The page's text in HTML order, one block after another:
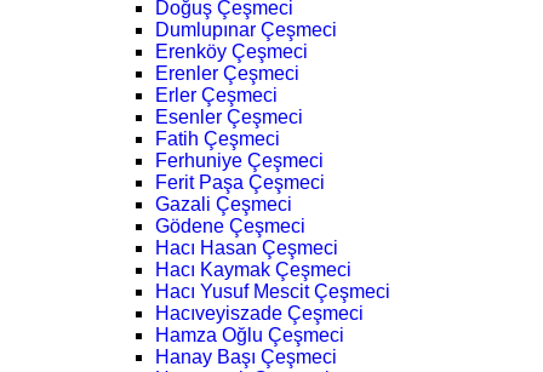
Doğuş Çeşmeci
Dumlupınar Çeşmeci
Erenköy Çeşmeci
Erenler Çeşmeci
Erler Çeşmeci
Esenler Çeşmeci
Fatih Çeşmeci
Ferhuniye Çeşmeci
Ferit Paşa Çeşmeci
Gazali Çeşmeci
Gödene Çeşmeci
Hacı Hasan Çeşmeci
Hacı Kaymak Çeşmeci
Hacı Yusuf Mescit Çeşmeci
Hacıveyiszade Çeşmeci
Hamza Oğlu Çeşmeci
Hanay Başı Çeşmeci